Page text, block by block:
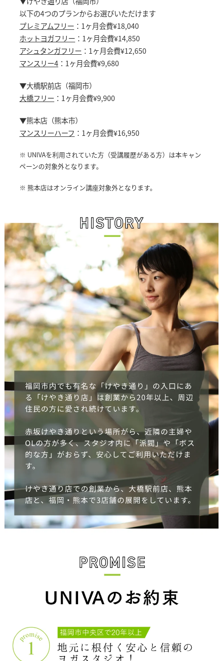
以下の4つのプランからお選びいただけます
プレミアムフリー ：1ヶ月会費¥18,040
ホットヨガフリー ：1ヶ月会費¥14,850
アシュタンガフリー ：1ヶ月会費¥12,650
マンスリー4 ：1ヶ月会費¥9,680
▼大橋駅前店（福岡市）
大橋フリー ：1ヶ月会費¥9,900
▼熊本店（熊本市）
マンスリーハーフ ：1ヶ月会費¥16,950
※ UNIVAを利用されていた方（受講履歴がある方）は本キャン
ペーンの対象外となります。
※ 熊本店はオンライン講座対象外となります。